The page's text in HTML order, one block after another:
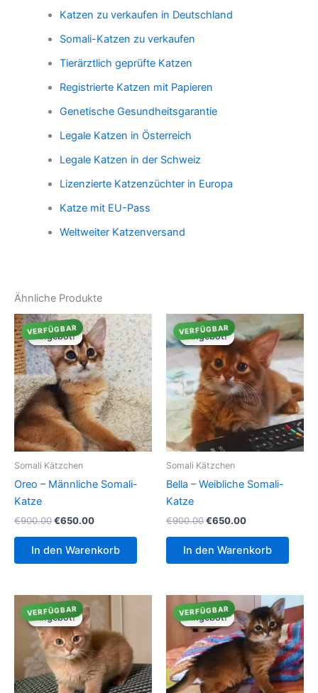
Katzen zu verkaufen in Deutschland
Somali-Katzen zu verkaufen
Tierärztlich geprüfte Katzen
Registrierte Katzen mit Papieren
Genetische Gesundheitsgarantie
Legale Katzen in Österreich
Legale Katzen in der Schweiz
Lizenzierte Katzenzüchter in Europa
Katze mit EU-Pass
Weltweiter Katzenversand
Ähnliche Produkte
Angebot!
VERFÜGBAR
Angebot!
Somali Kätzchen
Oreo – Männliche Somali-
Katze
€900.00Ursprünglicher
war:
€900.00
€650.00Aktueller
ist:
€650.00.
In den Warenkorb
Angebot!
VERFÜGBAR
Angebot!
Somali Kätzchen
Bella – Weibliche Somali-
Katze
€900.00Ursprünglicher
war:
€900.00
€650.00Aktueller
ist:
€650.00.
In den Warenkorb
Angebot!
VERFÜGBAR
Angebot! Angebot!
VERFÜGBAR
Angebot!